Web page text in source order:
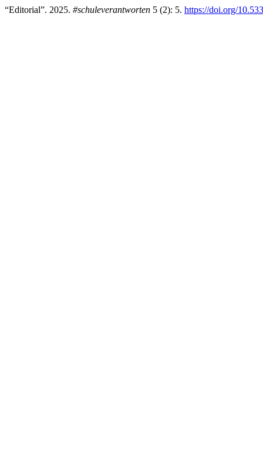
“Editorial”. 2025. #schuleverantworten 5 (2): 5. https://doi.org/